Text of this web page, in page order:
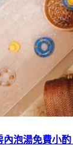
內泡湯免費小